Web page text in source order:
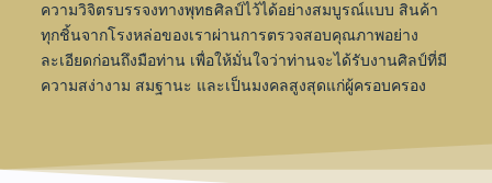
ความวิจิตรบรรจงทางพุทธศิลป์ไว้ได้อย่างสมบูรณ์แบบ สินค้า
ทุกชิ้นจากโรงหล่อของเราผ่านการตรวจสอบคุณภาพอย่าง
ละเอียดก่อนถึงมือท่าน เพื่อให้มั่นใจว่าท่านจะได้รับงานศิลป์ที่มี
ความสง่างาม สมฐานะ และเป็นมงคลสูงสุดแก่ผู้ครอบครอง